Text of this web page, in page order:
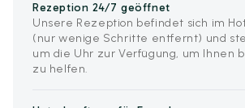
Rezeption 24/7 geöffnet
Unsere Rezeption befindet sich im
(nur wenige Schritte entfernt) und
um die Uhr zur Verfügung, um Ihnen
zu helfen.